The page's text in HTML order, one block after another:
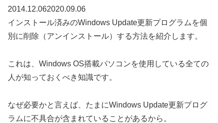
2014.12.062020.09.06
インストール済みのWindows Update更新プログラムを個
別に削除（アンインストール）する方法を紹介します。
これは、Windows OS搭載パソコンを使用している全ての
人が知っておくべき知識です。
なぜ必要かと言えば、たまにWindows Update更新プログ
ラムに不具合が含まれていることがあるから。